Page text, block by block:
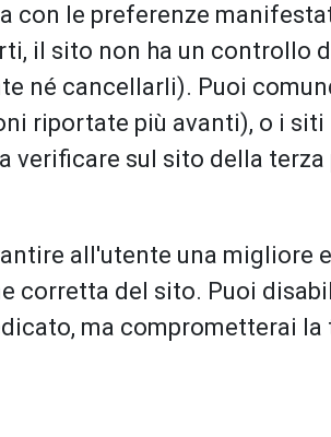
con le preferenze
il sito non ha un
né cancellarli). Puoi
riportate più avanti), o i
verificare sul sito della
all'utente una migliore
corretta del sito. Puoi
ma comprometterai